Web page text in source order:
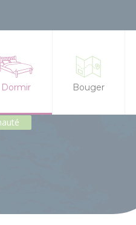
à la journée
: menhirs et dolmens
Dormir
d'étape / Hostel
Bouger
Centre